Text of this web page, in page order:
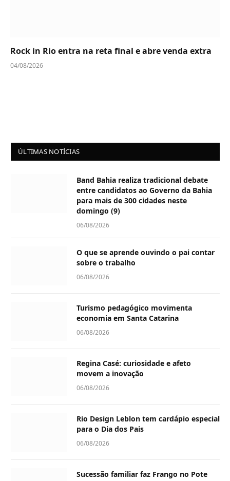
Rock in Rio entra na reta final e abre venda extra
04/08/2026
ÚLTIMAS NOTÍCIAS
Band Bahia realiza tradicional debate
entre candidatos ao Governo da Bahia
para mais de 300 cidades neste
domingo (9)
06/08/2026
O que se aprende ouvindo o pai contar
sobre o trabalho
06/08/2026
Turismo pedagógico movimenta
economia em Santa Catarina
06/08/2026
Regina Casé: curiosidade e afeto
movem a inovação
06/08/2026
Rio Design Leblon tem cardápio especial
para o Dia dos Pais
06/08/2026
Sucessão familiar faz Frango no Pote